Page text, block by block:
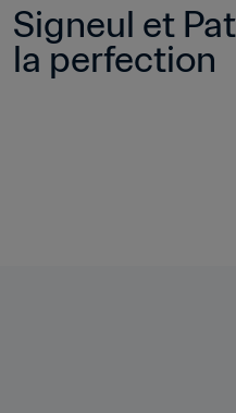
Signeul et
la perfection